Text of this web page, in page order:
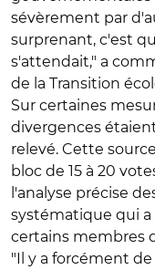
sévèrement par
surprenant, c'est
s'attendait," a
de la Transition
Sur certaines
divergences
relevé. Cette
bloc de 15 à 20
l'analyse précise
systématique qui
certains membres
"Il y a forcément